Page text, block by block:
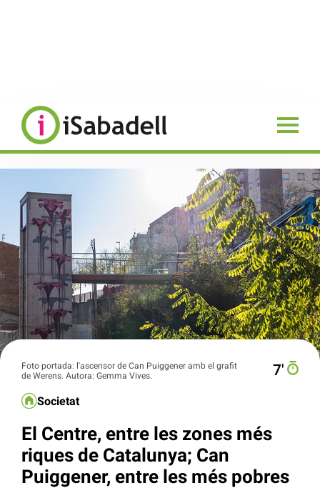
Foto portada: l'ascensor de Can Puiggener amb el grafit
de Werens. Autora: Gemma Vives.
7′
Societat
El Centre, entre les zones més
riques de Catalunya; Can
Puiggener, entre les més pobres